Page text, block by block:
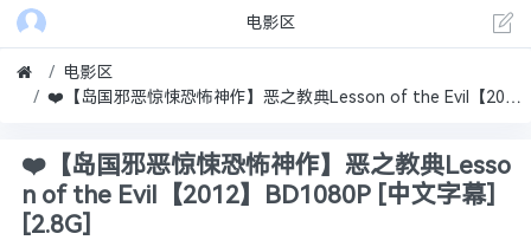
电影区
电影区
❤️【岛国邪恶惊悚恐怖神作】恶之教典Lesson of the Evil【2012】BD1080P [中文字幕] [2.8G]
❤️【岛国邪恶惊悚恐怖神作】恶之教典Lesso
n of the Evil【2012】BD1080P [中文字幕]
[2.8G]